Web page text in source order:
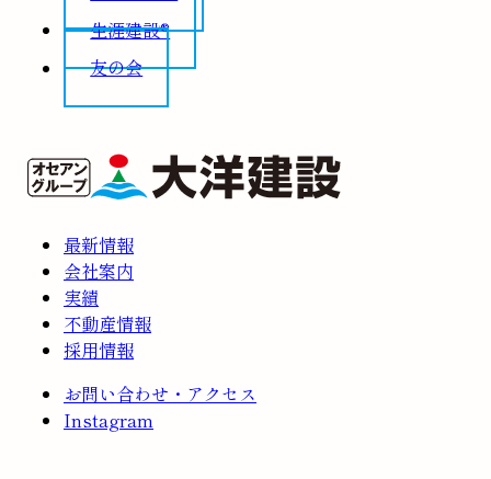
生涯建設®
友の会
最新情報
会社案内
実績
不動産情報
採用情報
お問い合わせ・アクセス
Instagram